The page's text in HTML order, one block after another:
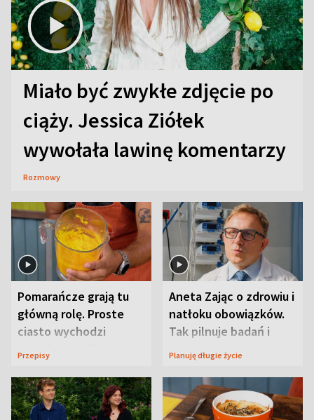
Miało być zwykłe zdjęcie po
ciąży. Jessica Ziółek
wywołała lawinę komentarzy
Rozmowy
Pomarańcze grają tu
główną rolę. Proste
ciasto wychodzi
wyjątkowo wilgotne
Przepisy
Aneta Zając o zdrowiu i
natłoku obowiązków.
Tak pilnuje badań i
wizyt
Planuję długie życie